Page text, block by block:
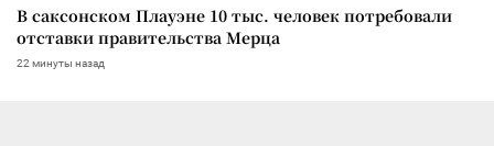
В саксонском Плауэне 10 тыс. человек потребовали
отставки правительства Мерца
22 минуты назад